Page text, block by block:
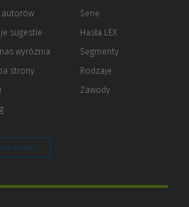
autorów(Nowe
(Link
innej
strony)
sugestie
wyróżnia
strony
Serie
Hasła LEX
Segmenty
Rodzaje
Zawody
cookie